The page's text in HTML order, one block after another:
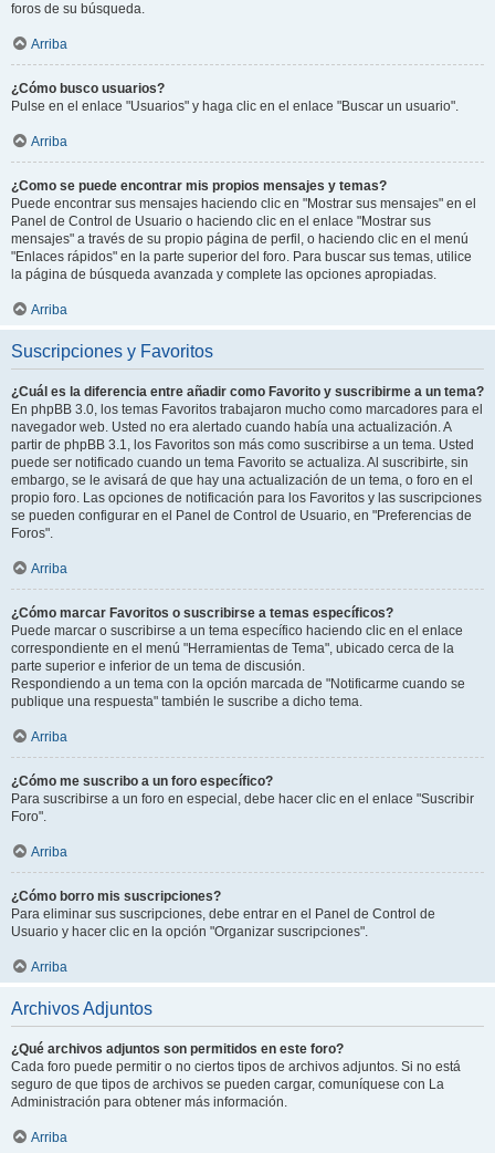
foros de su búsqueda.
Arriba
¿Cómo busco usuarios?
Pulse en el enlace "Usuarios" y haga clic en el enlace "Buscar un usuario".
Arriba
¿Como se puede encontrar mis propios mensajes y temas?
Puede encontrar sus mensajes haciendo clic en "Mostrar sus mensajes" en el
Panel de Control de Usuario o haciendo clic en el enlace "Mostrar sus
mensajes" a través de su propio página de perfil, o haciendo clic en el menú
"Enlaces rápidos" en la parte superior del foro. Para buscar sus temas, utilice
la página de búsqueda avanzada y complete las opciones apropiadas.
Arriba
Suscripciones y Favoritos
¿Cuál es la diferencia entre añadir como Favorito y suscribirme a un tema?
En phpBB 3.0, los temas Favoritos trabajaron mucho como marcadores para el
navegador web. Usted no era alertado cuando había una actualización. A
partir de phpBB 3.1, los Favoritos son más como suscribirse a un tema. Usted
puede ser notificado cuando un tema Favorito se actualiza. Al suscribirte, sin
embargo, se le avisará de que hay una actualización de un tema, o foro en el
propio foro. Las opciones de notificación para los Favoritos y las suscripciones
se pueden configurar en el Panel de Control de Usuario, en "Preferencias de
Foros".
Arriba
¿Cómo marcar Favoritos o suscribirse a temas específicos?
Puede marcar o suscribirse a un tema específico haciendo clic en el enlace
correspondiente en el menú "Herramientas de Tema", ubicado cerca de la
parte superior e inferior de un tema de discusión.
Respondiendo a un tema con la opción marcada de "Notificarme cuando se
publique una respuesta" también le suscribe a dicho tema.
Arriba
¿Cómo me suscribo a un foro específico?
Para suscribirse a un foro en especial, debe hacer clic en el enlace "Suscribir
Foro".
Arriba
¿Cómo borro mis suscripciones?
Para eliminar sus suscripciones, debe entrar en el Panel de Control de
Usuario y hacer clic en la opción "Organizar suscripciones".
Arriba
Archivos Adjuntos
¿Qué archivos adjuntos son permitidos en este foro?
Cada foro puede permitir o no ciertos tipos de archivos adjuntos. Si no está
seguro de que tipos de archivos se pueden cargar, comuníquese con La
Administración para obtener más información.
Arriba